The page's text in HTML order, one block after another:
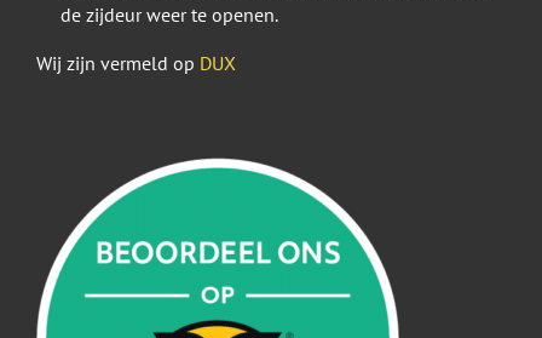
de zijdeur weer te openen.
Wij zijn vermeld op DUX